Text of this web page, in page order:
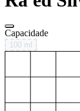
Capacidade
100 ml